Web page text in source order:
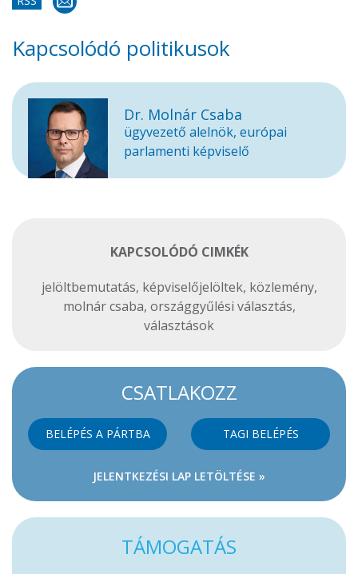
Kapcsolódó politikusok
Dr. Molnár Csaba
ügyvezető alelnök, európai
parlamenti képviselő
KAPCSOLÓDÓ CIMKÉK
jelöltbemutatás, képviselőjelöltek, közlemény,
molnár csaba, országgyűlési választás,
választások
CSATLAKOZZ
BELÉPÉS A PÁRTBA TAGI BELÉPÉS
JELENTKEZÉSI LAP LETÖLTÉSE »
TÁMOGATÁS